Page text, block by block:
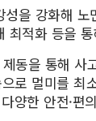
을 강화해
최적화 등을
동을 통해
로 멀미를
양한 안전·편